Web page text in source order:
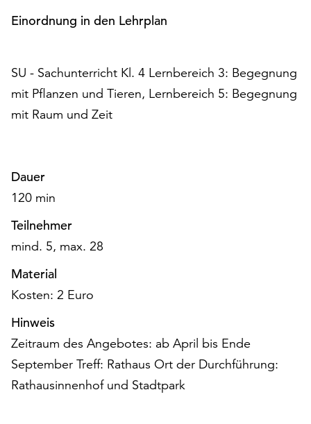
und
steht
Ihnen
am
Ende
Schaltfläche
„Cookie-
zur
Verfügung.
Cookies
werden
ohne
Ihr
Einverständnis
weiterhin
ausgeführt.
Einordnung in den Lehrplan
SU - Sachunterricht Kl. 4 Lernbereich 3: Begegnung
mit Pflanzen und Tieren, Lernbereich 5: Begegnung
mit Raum und Zeit
Dauer
120 min
Teilnehmer
mind. 5, max. 28
Material
Kosten: 2 Euro
Hinweis
Zeitraum des Angebotes: ab April bis Ende
September Treff: Rathaus Ort der Durchführung:
Rathausinnenhof und Stadtpark